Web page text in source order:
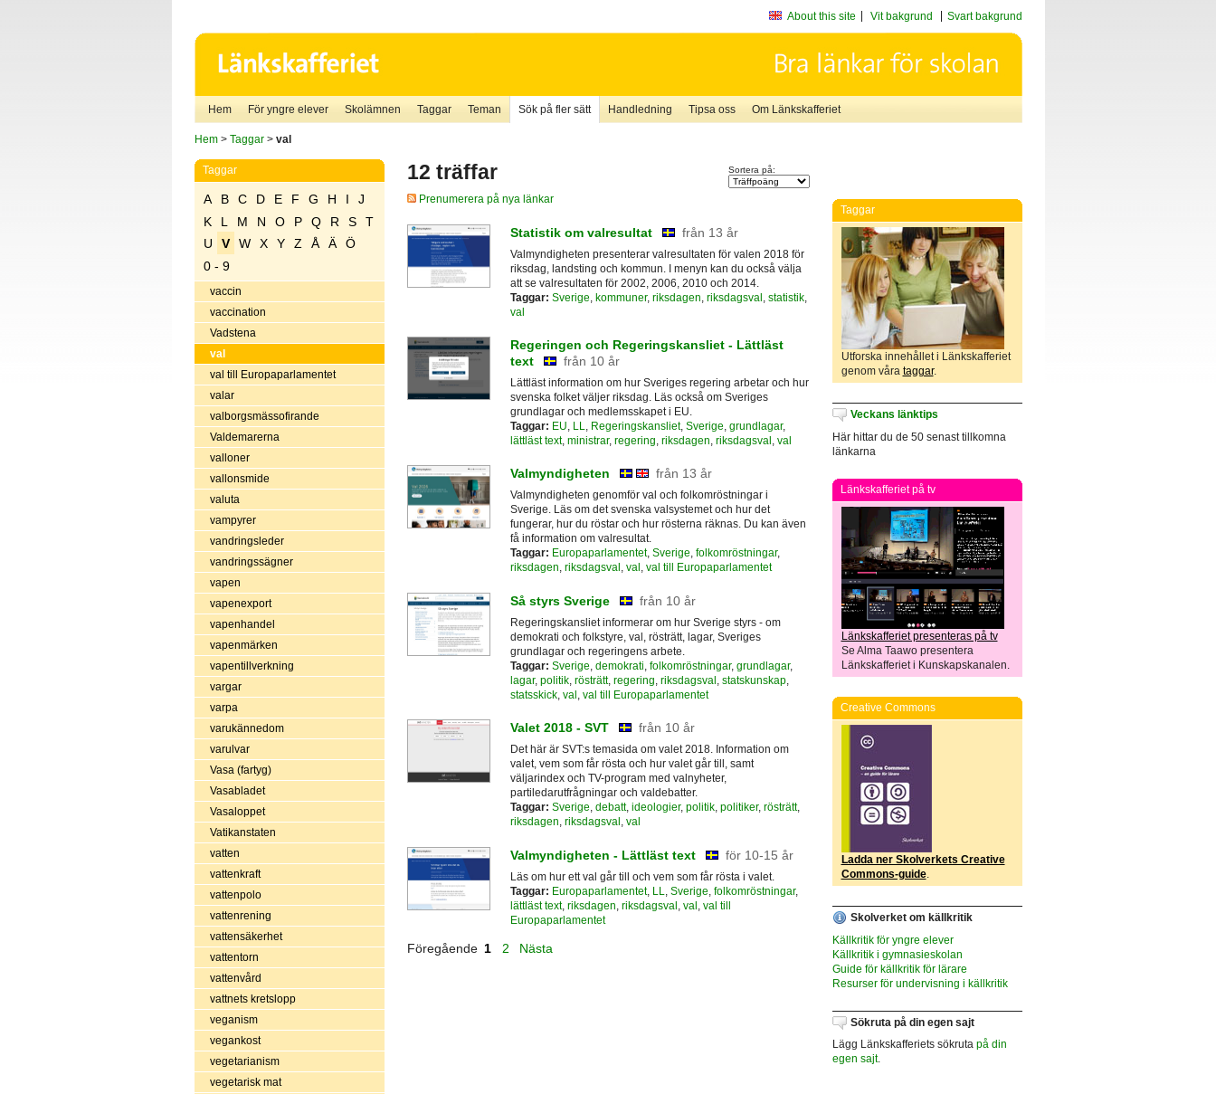
About this site Vit bakgrund Svart bakgrund
Hem För yngre elever Skolämnen Taggar Teman Sök på fler sätt Handledning Tipsa oss Om Länkskafferiet
Hem> Taggar> val
Taggar
A B C D E F G H I
J
K
L M N O P Q R S
T
U
V W X Y Z Å Ä
Ö
0 - 9
vaccin
vaccination
Vadstena
val
val till Europaparlamentet
valar
valborgsmässofirande
Valdemarerna
valloner
vallonsmide
valuta
vampyrer
vandringsleder
vandringssägner
vapen
vapenexport
vapenhandel
vapenmärken
vapentillverkning
vargar
varpa
varukännedom
varulvar
Vasa (fartyg)
Vasabladet
Vasaloppet
Vatikanstaten
vatten
vattenkraft
vattenpolo
vattenrening
vattensäkerhet
vattentorn
vattenvård
vattnets kretslopp
veganism
vegankost
vegetarianism
vegetarisk mat
12 träffar Sortera på:
Prenumerera på nya länkar
Statistik om valresultat från 13 år
Valmyndigheten presenterar valresultaten för valen 2018 för
riksdag, landsting och kommun. I menyn kan du också välja
att se valresultaten för 2002, 2006, 2010 och 2014.
Taggar: Sverige kommuner, riksdagen riksdagsval statistik,
val
Regeringen och Regeringskansliet - Lättläst
text
från 10 år
Lättläst information om hur Sveriges regering arbetar och hur
svenska folket väljer riksdag. Läs också om Sveriges
grundlagar och medlemsskapet i EU.
Taggar: EU, LL, Regeringskansliet, Sverige, grundlagar,
lättläst text, ministrar, regering, riksdagen, riksdagsval , val
Valmyndigheten från 13 år
Valmyndigheten genomför val och folkomröstningar i
Sverige. Läs om det svenska valsystemet och hur det
fungerar, hur du röstar och hur rösterna räknas. Du kan även
få information om valresultat.
Taggar: Europaparlamentet, Sverige, folkomröstningar,
riksdagen, riksdagsval , val , val till Europaparlamentet
Så styrs Sverige från 10 år
Regeringskansliet informerar om hur Sverige styrs - om
demokrati och folkstyre, val, rösträtt, lagar, Sveriges
grundlagar och regeringens arbete.
Taggar: Sverige, demokrati, folkomröstningar, grundlagar,
lagar, politik, rösträtt, regering, riksdagsval, statskunskap,
statsskick, val, val till Europaparlamentet
Valet 2018 - SVT från 10 år
Det här är SVT:s temasida om valet 2018. Information om
valet, vem som får rösta och hur valet går till, samt
väljarindex och TV-program med valnyheter,
partiledarutfrågningar och valdebatter.
Taggar: Sverige, debatt, ideologier, politik, politiker, rösträtt,
riksdagen, riksdagsval , val
Valmyndigheten - Lättläst text för 10-15 år
Läs om hur ett val går till och vem som får rösta i valet.
Taggar: Europaparlamentet, LL Sverige folkomröstningar,
lättläst text, riksdagen riksdagsval val val till
Europaparlamentet
Föregående 1 2 Nästa
Taggar
Utforska innehållet i Länkskafferiet
genom våra taggar.
Veckans länktips
Här hittar du de 50 senast tillkomna
länkarna
Länkskafferiet på tv
Länkskafferiet presenteras på tv
Se Alma Taawo presentera
Länkskafferiet i Kunskapskanalen.
Creative Commons
Ladda ner Skolverkets Creative
Commons-guide.
Skolverket om källkritik
Källkritik för yngre elever
Källkritik i gymnasieskolan
Guide för källkritik för lärare
Resurser för undervisning i källkritik
Sökruta på din egen sajt
Lägg Länkskafferiets sökruta på din
egen sajt.